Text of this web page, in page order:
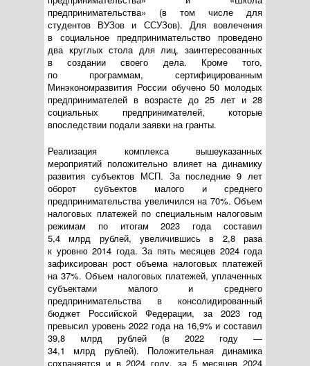
предпринимательства» (в том числе для
студентов ВУЗов и ССУЗов). Для вовлечения
в социальное предпринимательство проведено
два круглых стола для лиц, заинтересованных
в создании своего дела. Кроме того,
по программам, сертифицированным
Минэкономразвития России обучено 50 молодых
предпринимателей в возрасте до 25 лет и 28
социальных предпринимателей, которые
впоследствии подали заявки на гранты.
Реализация комплекса вышеуказанных
мероприятий положительно влияет на динамику
развития субъектов МСП. За последние 9 лет
оборот субъектов малого и среднего
предпринимательства увеличился на 70%. Объем
налоговых платежей по специальным налоговым
режимам по итогам 2023 года составил
5,4 млрд рублей, увеличившись в 2,8 раза
к уровню 2014 года. За пять месяцев 2024 года
зафиксирован рост объема налоговых платежей
на 37%. Объем налоговых платежей, уплаченных
субъектами малого и среднего
предпринимательства в консолидированный
бюджет Российской Федерации, за 2023 год
превысил уровень 2022 года на 16,9% и составил
39,8 млрд рублей (в 2022 году —
34,1 млрд рублей). Положительная динамика
сохраняется и в 2024 году, за 5 месяцев 2024